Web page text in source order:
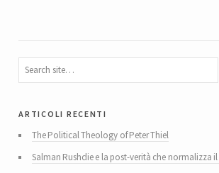
articoli recenti
The Political Theology of Peter Thiel
Salman Rushdie e la post-verità che normalizza